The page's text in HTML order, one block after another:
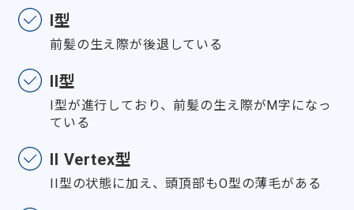
I型
前髪の生え際が後退している
II型
I型が進行しており、前髪の生え際がM字になっ
ている
II Vertex型
II型の状態に加え、頭頂部もO型の薄毛がある